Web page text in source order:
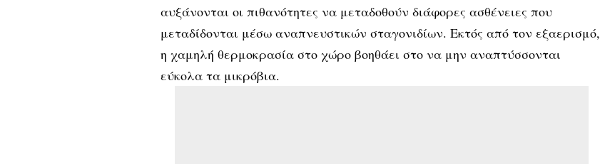
αυξάνονται οι πιθανότητες να μεταδοθούν διάφορες ασθένειες που
μεταδίδονται μέσω αναπνευστικών σταγονιδίων. Εκτός από τον εξαερισμό,
η χαμηλή θερμοκρασία στο χώρο βοηθάει στο να μην αναπτύσσονται
εύκολα τα μικρόβια.